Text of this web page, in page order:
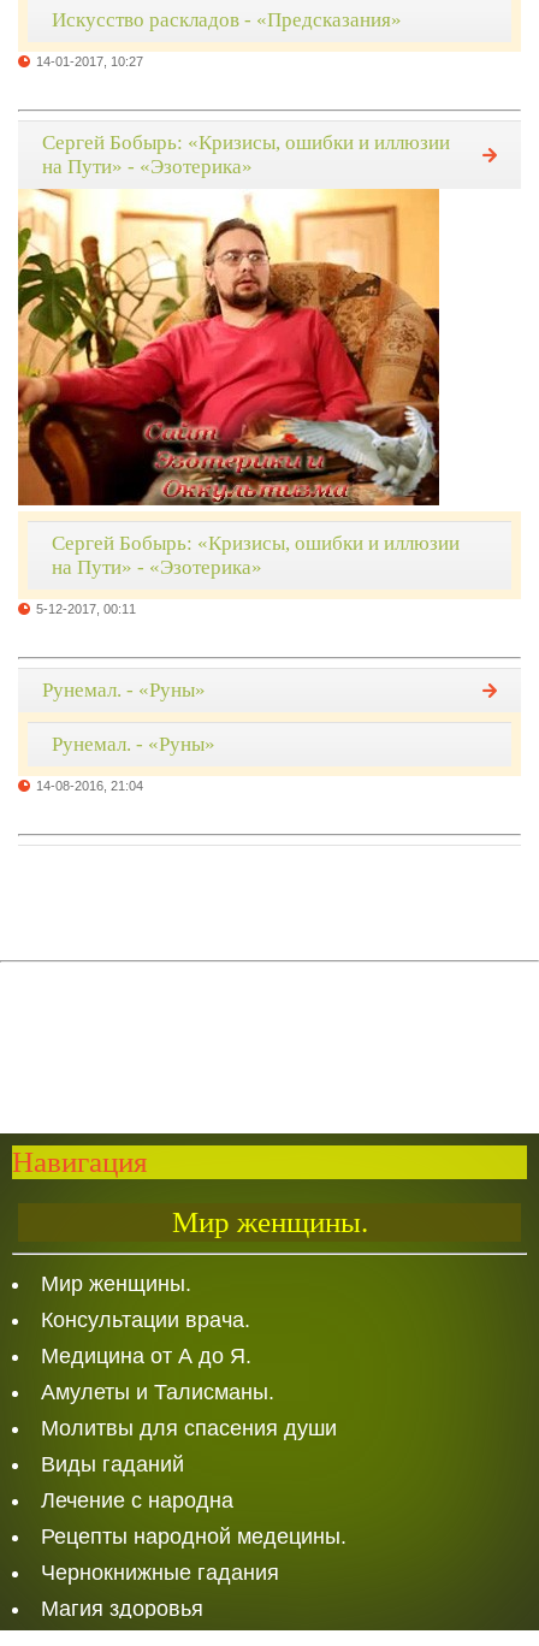
Искусство раскладов - «Предсказания»
14-01-2017, 10:27
Сергей Бобырь: «Кризисы, ошибки и иллюзии
на Пути» - «Эзотерика»
Сергей Бобырь: «Кризисы, ошибки и иллюзии
на Пути» - «Эзотерика»
5-12-2017, 00:11
Рунемал. - «Руны»
Рунемал. - «Руны»
14-08-2016, 21:04
Навигация
Мир женщины.
Мир женщины.
Консультации врача.
Медицина от А до Я.
Амулеты и Талисманы.
Молитвы для спасения души
Виды гаданий
Лечение с народна
Рецепты народной медецины.
Чернокнижные гадания
Магия здоровья